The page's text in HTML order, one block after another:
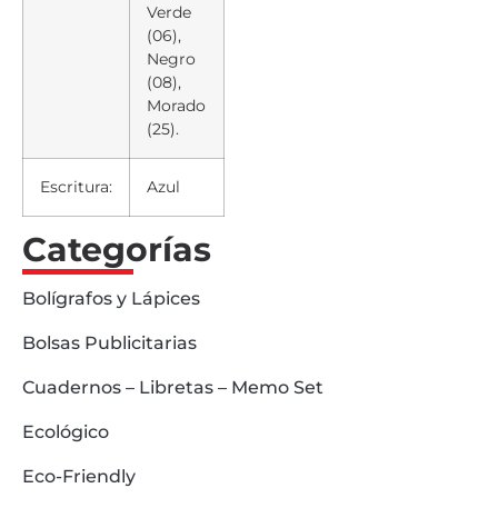
Verde
(06),
Negro
(08),
Morado
(25).
Escritura: Azul
Categorías
Bolígrafos y Lápices
Bolsas Publicitarias
Cuadernos – Libretas – Memo Set
Ecológico
Eco-Friendly